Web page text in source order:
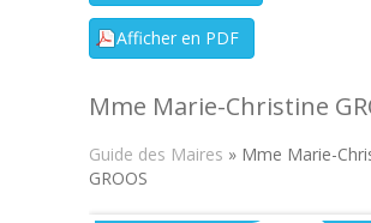
Mme Marie-Christine
Guide des Maires » Mme Marie-
GROOS